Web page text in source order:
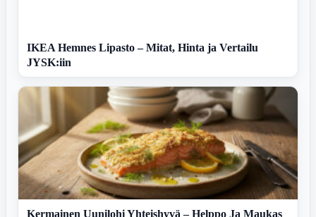
IKEA Hemnes Lipasto – Mitat, Hinta ja Vertailu
JYSK:iin
Kermainen Uunilohi Yhteishyvä – Helppo Ja Maukas